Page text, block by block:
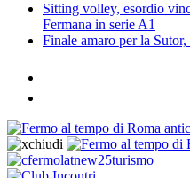
Sitting volley, esordio
Fermana in serie A1
Finale amaro per la